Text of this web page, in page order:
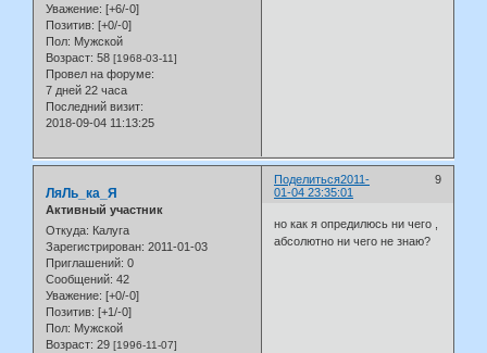
Уважение: [+6/-0]
Позитив: [+0/-0]
Пол: Мужской
Возраст: 58 [1968-03-11]
Провел на форуме:
7 дней 22 часа
Последний визит:
2018-09-04 11:13:25
Поделиться 9
2011-
01-04 23:35:01
ЛяЛь_ка_Я
Активный участник
Откуда: Калуга
Зарегистрирован: 2011-01-03
Приглашений: 0
Сообщений: 42
Уважение: [+0/-0]
Позитив: [+1/-0]
Пол: Мужской
Возраст: 29 [1996-11-07]
но как я опредилюсь ни чего ,
абсолютно ни чего не знаю?